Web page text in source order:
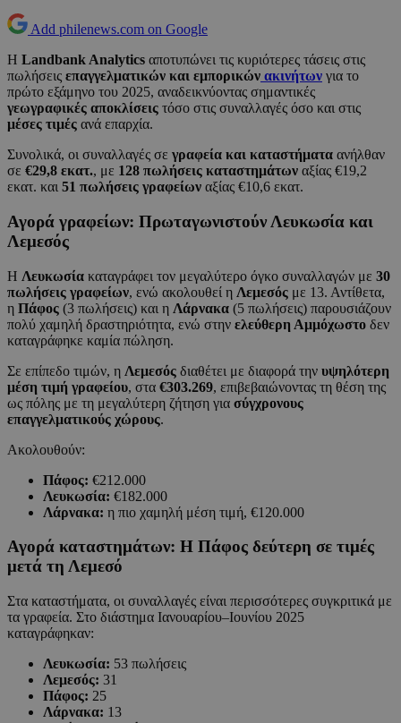
Add philenews.com on Google
Η Landbank Analytics αποτυπώνει τις κυριότερες τάσεις στις
πωλήσεις επαγγελματικών και εμπορικών ακινήτων για το
πρώτο εξάμηνο του 2025, αναδεικνύοντας σημαντικές
γεωγραφικές αποκλίσεις τόσο στις συναλλαγές όσο και στις
μέσες τιμές ανά επαρχία.
Συνολικά, οι συναλλαγές σε γραφεία και καταστήματα ανήλθαν
σε €29,8 εκατ., με 128 πωλήσεις καταστημάτων αξίας €19,2
εκατ. και 51 πωλήσεις γραφείων αξίας €10,6 εκατ.
Αγορά γραφείων: Πρωταγωνιστούν Λευκωσία και
Λεμεσός
Η Λευκωσία καταγράφει τον μεγαλύτερο όγκο συναλλαγών με 30
πωλήσεις γραφείων, ενώ ακολουθεί η Λεμεσός με 13. Αντίθετα,
η Πάφος (3 πωλήσεις) και η Λάρνακα (5 πωλήσεις) παρουσιάζουν
πολύ χαμηλή δραστηριότητα, ενώ στην ελεύθερη Αμμόχωστο δεν
καταγράφηκε καμία πώληση.
Σε επίπεδο τιμών, η Λεμεσός διαθέτει με διαφορά την υψηλότερη
μέση τιμή γραφείου, στα €303.269, επιβεβαιώνοντας τη θέση της
ως πόλης με τη μεγαλύτερη ζήτηση για σύγχρονους
επαγγελματικούς χώρους.
Ακολουθούν:
Πάφος: €212.000
Λευκωσία: €182.000
Λάρνακα: η πιο χαμηλή μέση τιμή, €120.000
Αγορά καταστημάτων: Η Πάφος δεύτερη σε τιμές
μετά τη Λεμεσό
Στα καταστήματα, οι συναλλαγές είναι περισσότερες συγκριτικά με
τα γραφεία. Στο διάστημα Ιανουαρίου–Ιουνίου 2025
καταγράφηκαν:
Λευκωσία: 53 πωλήσεις
Λεμεσός: 31
Πάφος: 25
Λάρνακα: 13